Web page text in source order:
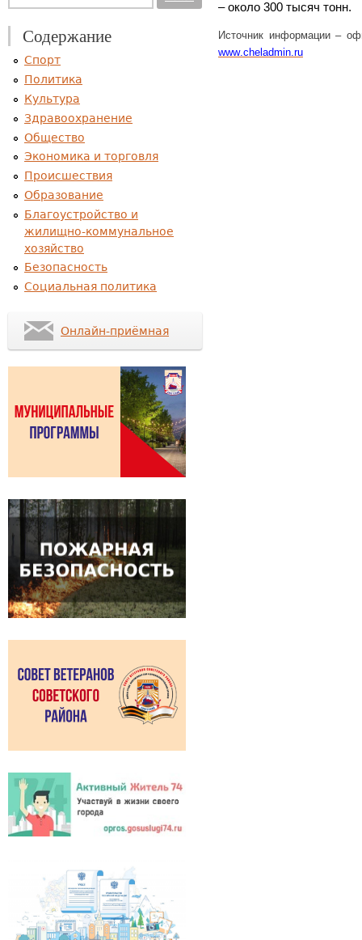
– около 300 тысяч тонн.
Источник информации –
www.cheladmin.ru
Содержание
Спорт
Политика
Культура
Здравоохранение
Общество
Экономика и торговля
Происшествия
Образование
Благоустройство и
жилищно-коммунальное
хозяйство
Безопасность
Социальная политика
Онлайн-приёмная